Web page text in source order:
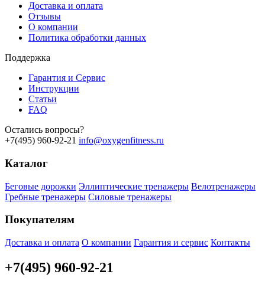
Доставка и оплата
Отзывы
О компании
Политика обработки данных
Поддержка
Гарантия и Сервис
Инструкции
Статьи
FAQ
Остались вопросы?
+7(495) 960-92-21 info@oxygenfitness.ru
Каталог
Беговые дорожки Эллиптические тренажеры Велотренажеры
Гребные тренажеры Силовые тренажеры
Покупателям
Доставка и оплата О компании Гарантия и сервис Контакты
+7(495) 960-92-21